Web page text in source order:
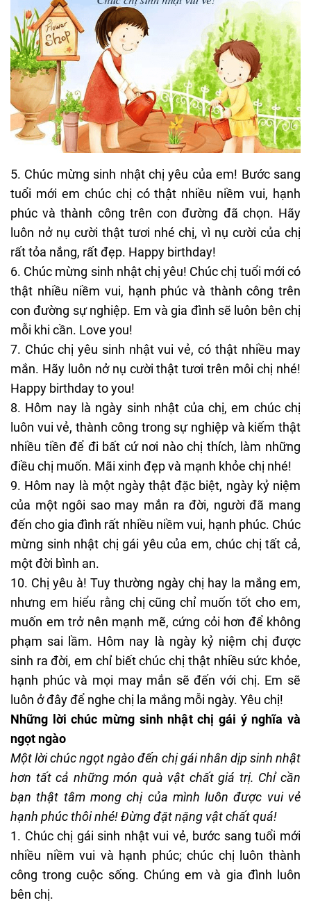
5. Chúc mừng sinh nhật chị yêu của em! Bước sang
tuổi mới em chúc chị có thật nhiều niềm vui, hạnh
phúc và thành công trên con đường đã chọn. Hãy
luôn nở nụ cười thật tươi nhé chị, vì nụ cười của chị
rất tỏa nắng, rất đẹp. Happy birthday!
6. Chúc mừng sinh nhật chị yêu! Chúc chị tuổi mới có
thật nhiều niềm vui, hạnh phúc và thành công trên
con đường sự nghiệp. Em và gia đình sẽ luôn bên chị
mỗi khi cần. Love you!
7. Chúc chị yêu sinh nhật vui vẻ, có thật nhiều may
mắn. Hãy luôn nở nụ cười thật tươi trên môi chị nhé!
Happy birthday to you!
8. Hôm nay là ngày sinh nhật của chị, em chúc chị
luôn vui vẻ, thành công trong sự nghiệp và kiếm thật
nhiều tiền để đi bất cứ nơi nào chị thích, làm những
điều chị muốn. Mãi xinh đẹp và mạnh khỏe chị nhé!
9. Hôm nay là một ngày thật đặc biệt, ngày kỷ niệm
của một ngôi sao may mắn ra đời, người đã mang
đến cho gia đình rất nhiều niềm vui, hạnh phúc. Chúc
mừng sinh nhật chị gái yêu của em, chúc chị tất cả,
một đời bình an.
10. Chị yêu à! Tuy thường ngày chị hay la mắng em,
nhưng em hiểu rằng chị cũng chỉ muốn tốt cho em,
muốn em trở nên mạnh mẽ, cứng cỏi hơn để không
phạm sai lầm. Hôm nay là ngày kỷ niệm chị được
sinh ra đời, em chỉ biết chúc chị thật nhiều sức khỏe,
hạnh phúc và mọi may mắn sẽ đến với chị. Em sẽ
luôn ở đây để nghe chị la mắng mỗi ngày. Yêu chị!
Những lời chúc mừng sinh nhật chị gái ý nghĩa và
ngọt ngào
Một lời chúc ngọt ngào đến chị gái nhân dịp sinh nhật
hơn tất cả những món quà vật chất giá trị. Chỉ cần
bạn thật tâm mong chị của mình luôn được vui vẻ
hạnh phúc thôi nhé! Đừng đặt nặng vật chất quá!
1. Chúc chị gái sinh nhật vui vẻ, bước sang tuổi mới
nhiều niềm vui và hạnh phúc; chúc chị luôn thành
công trong cuộc sống. Chúng em và gia đình luôn
bên chị.